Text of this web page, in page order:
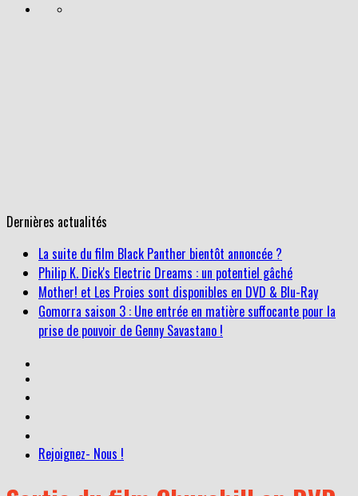
Dernières actualités
La suite du film Black Panther bientôt annoncée ?
Philip K. Dick's Electric Dreams : un potentiel gâché
Mother! et Les Proies sont disponibles en DVD & Blu-Ray
Gomorra saison 3 : Une entrée en matière suffocante pour la
prise de pouvoir de Genny Savastano !